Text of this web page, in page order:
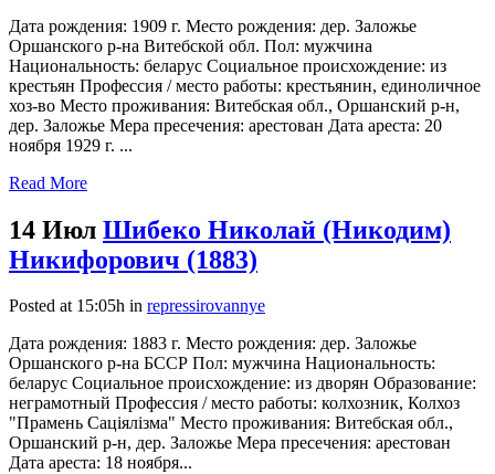
Дата рождения: 1909 г. Место рождения: дер. Заложье
Оршанского р-на Витебской обл. Пол: мужчина
Национальность: беларус Социальное происхождение: из
крестьян Профессия / место работы: крестьянин, единоличное
хоз-во Место проживания: Витебская обл., Оршанский р-н,
дер. Заложье Мера пресечения: арестован Дата ареста: 20
ноября 1929 г. ...
Read More
14 Июл Шибеко Николай (Никодим)
Никифорович (1883)
Posted at 15:05h in repressirovannye
Дата рождения: 1883 г. Место рождения: дер. Заложье
Оршанского р-на БССР Пол: мужчина Национальность:
беларус Социальное происхождение: из дворян Образование:
неграмотный Профессия / место работы: колхозник, Колхоз
"Прамень Сацiялiзма" Место проживания: Витебская обл.,
Оршанский р-н, дер. Заложье Мера пресечения: арестован
Дата ареста: 18 ноября...